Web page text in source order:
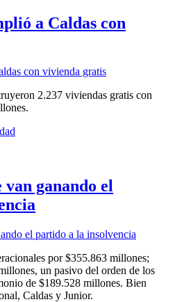
a Caldas con
2.237 viviendas gratis con
ganando el
por $355.863 millones;
un pasivo del orden de los
de $189.528 millones. Bien
Caldas y Junior.